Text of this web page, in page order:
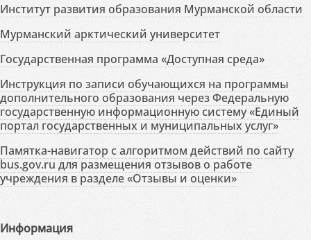
Институт развития образования Мурманской области
Мурманский арктический университет
Государственная программа «Доступная среда»
Инструкция по записи обучающихся на программы
дополнительного образования через Федеральную
государственную информационную систему «Единый
портал государственных и муниципальных услуг»
Памятка-навигатор с алгоритмом действий по сайту
bus.gov.ru для размещения отзывов о работе
учреждения в разделе «Отзывы и оценки»
Информация